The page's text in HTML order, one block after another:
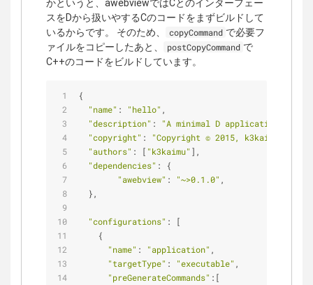
かというと、awebviewではCとのインターフェー
スをDから扱いやするCのコードをまずビルドして
いるからです。 そのため、
copyCommand で必要フ
ァイルをコピーしたあと、
postCopyCommand で
C++のコードをビルドしています。
{
"name" : "hello" ,
"description" : "A minimal D application."
"copyright" : "Copyright © 2015, k3kaimu"
"authors" : [ "k3kaimu" ],
"dependencies" : {
"awebview" : "~>0.1.0" ,
  },
"configurations" : [
    {
"name" : "application" ,
"targetType" : "executable" ,
"preGenerateCommands" :[